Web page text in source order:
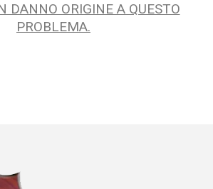
DANNO ORIGINE A QUESTO
PROBLEMA.